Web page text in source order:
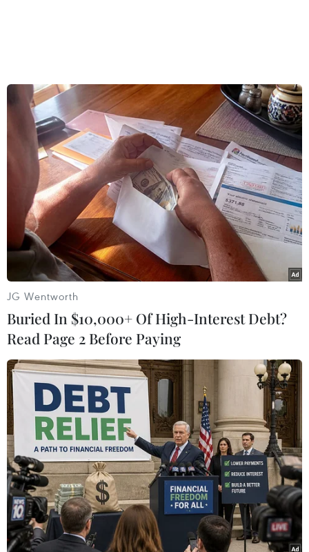
Trưởng Ban Kinh tế Trung ương Nguyễn Văn
Bình nhấn mạnh trải qua 25 năm hình thành và
phát triển, Hội Doanh nhân trẻ Việt Nam có khí
thế, sức sống rất mạnh mẽ.
Trong giai đoạn đất nước khó khăn, bắt đầu
bình thường hóa quan hệ với với các tổ chức
tiền tệ quốc tế, những doanh nhân trẻ đã có
khát vọng cháy bỏng, mong muốn đóng góp sức
lực, trí tuệ của mình để xây dựng đất nước,
sánh vai với các bạn bè trong khu vực và trên
thế giới.
Bên cạnh đó, Hội Doanh nhân trẻ phải thực sự
là cầu nối giữa các doanh nhân và chính quyền,
phổ biến, tuyên truyền chủ trương, đường lối
của Đảng, Nhà nước.
[Diễn đàn Lãnh đạo trẻ Việt Nam: Đón đầu xu
hướng để khởi nghiệp]
Hội cũng cần tạo dựng sân chơi cho doanh
nghiệp nắm bắt được các cơ hội hay, kinh
nghiệm tốt, là chỗ dựa bền vững để cộng đồng
doanh nhân trẻ Việt Nam góp phần vào công
cuộc xây dựng và phát triển đất nước.
JG Wentworth
Buried In $10,000+ Of High-Interest Debt?
Read Page 2 Before Paying